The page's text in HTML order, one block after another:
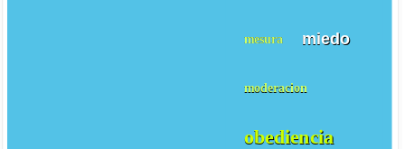
mesura miedo
moderacion
obediencia